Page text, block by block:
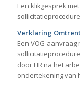
Een klikgesprek
Verklaring
Een VOG-
door HR na het
ondertekening van